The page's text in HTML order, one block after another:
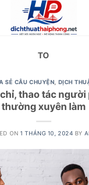
TO
SẺ CÂU CHUYỆN, DỊCH
thao tác người
thường xuyên làm
ON1 THÁNG 10, 2024 BY